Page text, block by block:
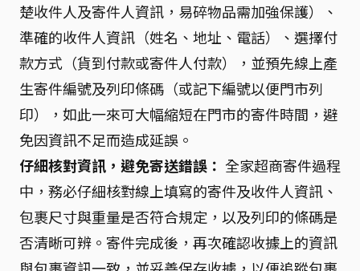
楚收件人及寄件人資訊，易碎物品需加強保護）、
準確的收件人資訊（姓名、地址、電話）、選擇付
款方式（貨到付款或寄件人付款），並預先線上產
生寄件編號及列印條碼（或記下編號以便門市列
印），如此一來可大幅縮短在門市的寄件時間，避
免因資訊不足而造成延誤。
仔細核對資訊，避免寄送錯誤： 全家超商寄件過程
中，務必仔細核對線上填寫的寄件及收件人資訊、
包裹尺寸與重量是否符合規定，以及列印的條碼是
否清晰可辨。寄件完成後，再次確認收據上的資訊